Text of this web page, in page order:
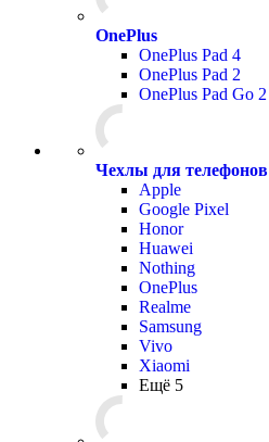
OnePlus
OnePlus Pad 4
OnePlus Pad 2
OnePlus Pad Go 2
Чехлы для телефонов
Apple
Google Pixel
Honor
Huawei
Nothing
OnePlus
Realme
Samsung
Vivo
Xiaomi
Ещё 5